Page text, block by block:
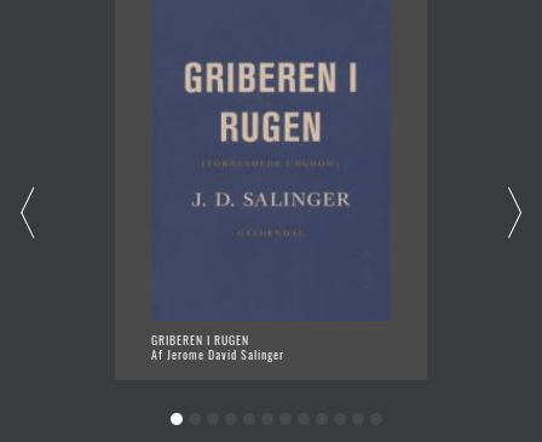
GRIBEREN I RUGEN
Af Jerome David Salinger